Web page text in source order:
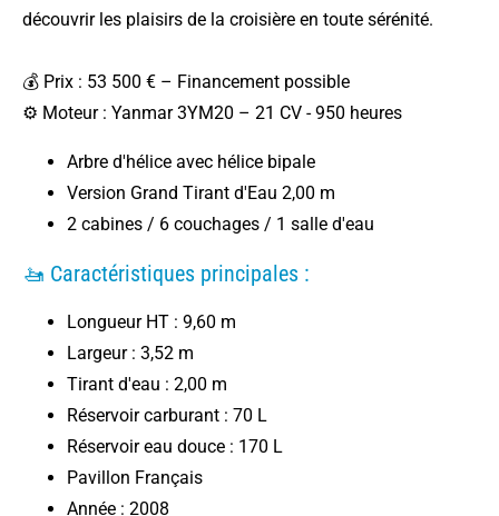
découvrir les plaisirs de la croisière en toute sérénité.
💰 Prix : 53 500 € – Financement possible
⚙️ Moteur : Yanmar 3YM20 – 21 CV - 950 heures
Arbre d'hélice avec hélice bipale
Version Grand Tirant d'Eau 2,00 m
2 cabines / 6 couchages / 1 salle d'eau
🚤 Caractéristiques principales :
Longueur HT : 9,60 m
Largeur : 3,52 m
Tirant d'eau : 2,00 m
Réservoir carburant : 70 L
Réservoir eau douce : 170 L
Pavillon Français
Année : 2008